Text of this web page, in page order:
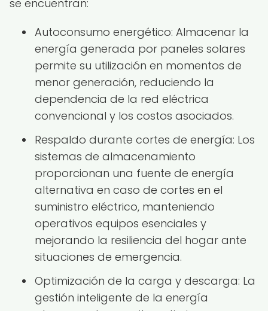
se encuentran:
Autoconsumo energético: Almacenar la
energía generada por paneles solares
permite su utilización en momentos de
menor generación, reduciendo la
dependencia de la red eléctrica
convencional y los costos asociados.
Respaldo durante cortes de energía: Los
sistemas de almacenamiento
proporcionan una fuente de energía
alternativa en caso de cortes en el
suministro eléctrico, manteniendo
operativos equipos esenciales y
mejorando la resiliencia del hogar ante
situaciones de emergencia.
Optimización de la carga y descarga: La
gestión inteligente de la energía